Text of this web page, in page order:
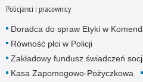
Policjanci i pracownicy
Doradca do spraw Etyki w
Równość płci w Policji
Zakładowy fundusz świadczeń
Kasa Zapomogowo-Pożyczkowa